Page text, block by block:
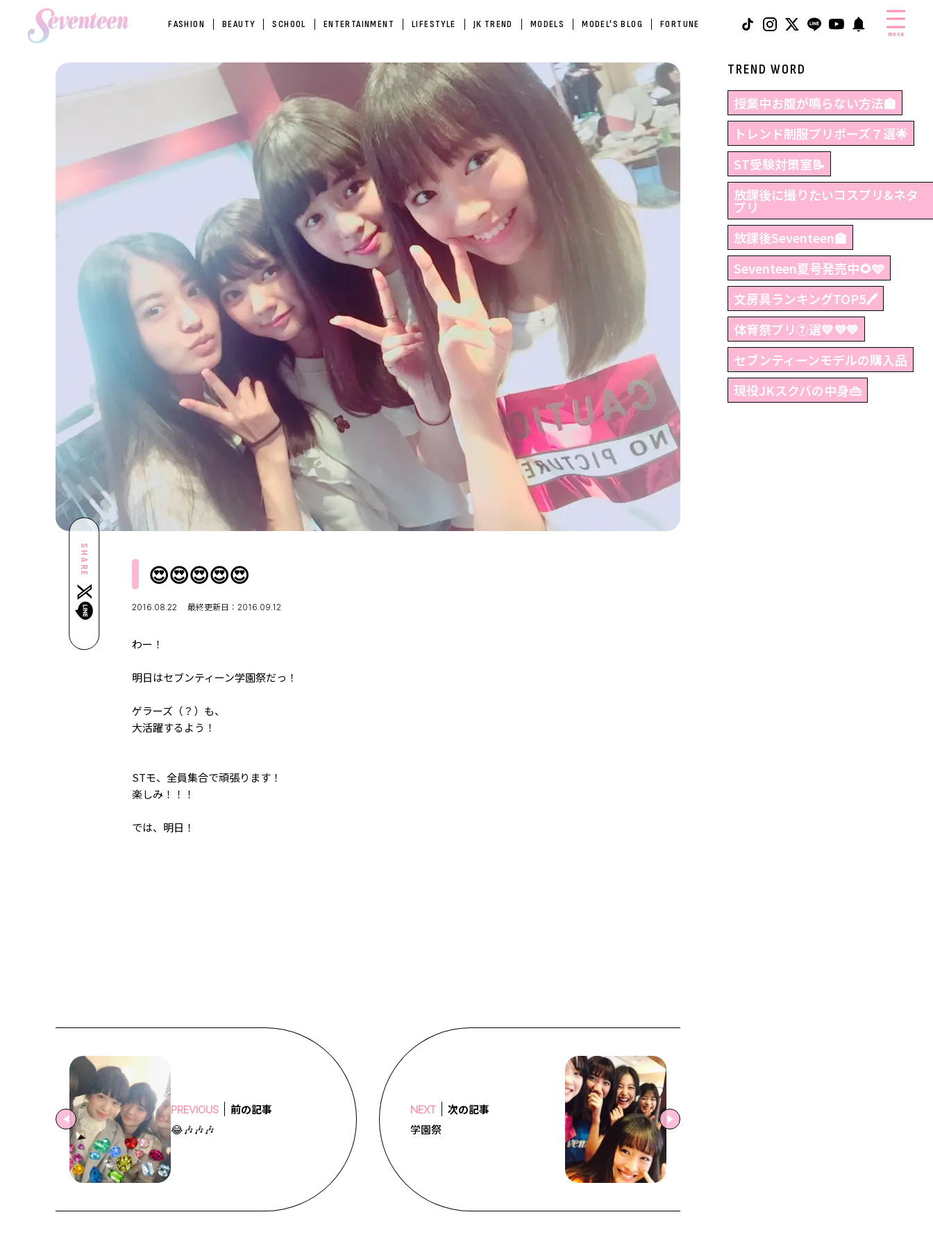
FASHION BEAUTY SCHOOL ENTERTAINMENT LIFESTYLE JK TREND MODELS MODEL'S BLOG FORTUNE
menu
SHARE 😍😍😍😍😍
2016.08.22 最終更新日：2016.09.12
わー！
明日はセブンティーン学園祭だっ！
ゲラーズ（？）も、
大活躍するよう！
STモ、全員集合で頑張ります！
楽しみ！！！
では、明日！
PREVIOUS
前の記事
😂🎶🎶🎶
NEXT
次の記事
学園祭
TREND WORD
授業中お腹が鳴らない方法🏫
トレンド制服プリポーズ７選🌟
ST受験対策室📝
放課後に撮りたいコスプリ&ネタ
プリ
放課後Seventeen🏫
Seventeen夏号発売中🌻🩵
文房具ランキングTOP5🖊
体育祭プリ⑦選💛💜💙
セブンティーンモデルの購入品
現役JKスクバの中身👜